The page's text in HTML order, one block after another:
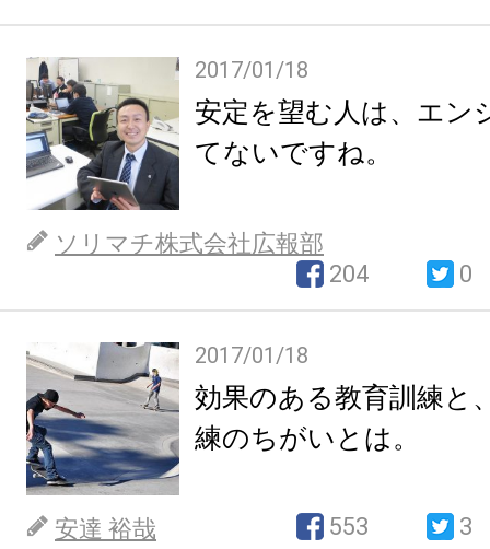
2017/01/18
安定を望む人は、エン
てないですね。
ソリマチ株式会社広報部
204
0
2017/01/18
効果のある教育訓練と
練のちがいとは。
安達 裕哉 553 3